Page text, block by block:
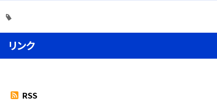
リンク
RSS